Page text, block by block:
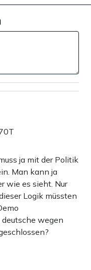
ja mit der Politik
Man kann ja
wie es sieht. Nur
Logik müssten
wegen